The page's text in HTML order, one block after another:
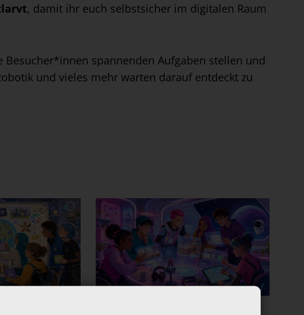
, damit ihr euch selbstsicher im digitalen Raum
spannenden Aufgaben stellen und
und vieles mehr warten darauf entdeckt zu